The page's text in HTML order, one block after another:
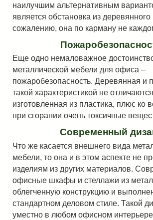
наилучшим альтернативным
является обстановка из
сожалению, она по карману не
Еще одно немаловажное
металлической мебели для офиса –
пожаробезопасность. Деревянная и
такой характеристикой не
изготовленная из пластика, плюс ко
при сгорании очень токсичные
Современный
Что же касается внешнего вида
мебели, то она и в этом аспекте не
изделиям из других материалов.
офисные шкафы и стеллажи из
облегченную конструкцию и
стандартном деловом стиле. Такой
уместно в любом офисном